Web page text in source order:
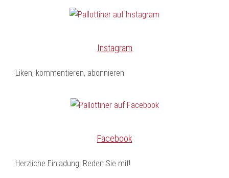
Instagram
Liken, kommentieren, abonnieren
Facebook
Herzliche Einladung: Reden Sie mit!